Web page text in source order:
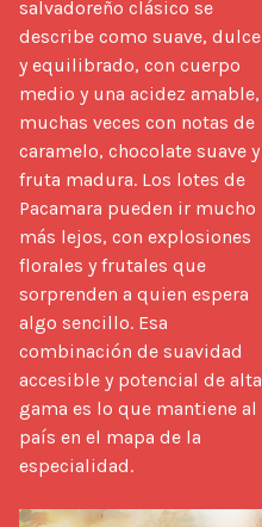
salvadoreño clásico se
describe como suave, dulce
y equilibrado, con cuerpo
medio y una acidez amable,
muchas veces con notas de
caramelo, chocolate suave y
fruta madura. Los lotes de
Pacamara pueden ir mucho
más lejos, con explosiones
florales y frutales que
sorprenden a quien espera
algo sencillo. Esa
combinación de suavidad
accesible y potencial de alta
gama es lo que mantiene al
país en el mapa de la
especialidad.